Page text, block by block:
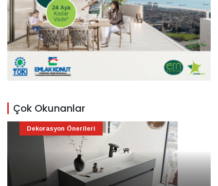
Çok Okunanlar
Dekorasyon Önerileri